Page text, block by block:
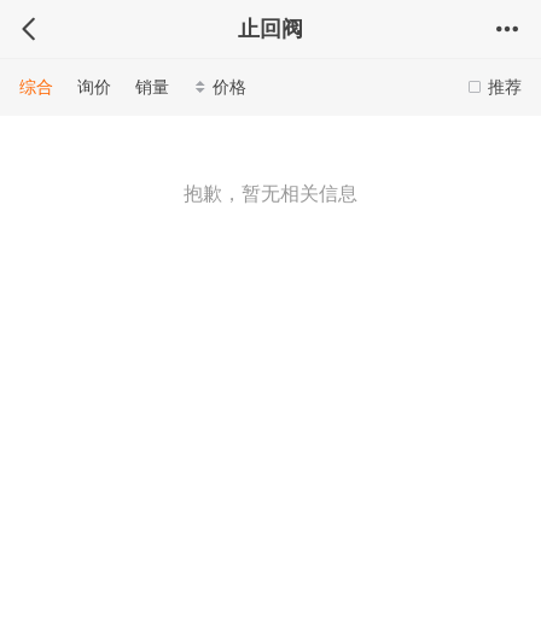
止回阀
推荐
综合 询价 销量 价格
抱歉，暂无相关信息